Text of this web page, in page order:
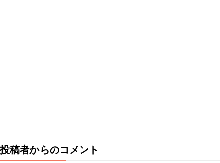
投稿者からのコメント